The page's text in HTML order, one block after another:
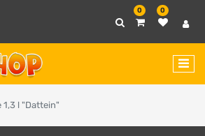
0 0
1,3 l "Dattein"